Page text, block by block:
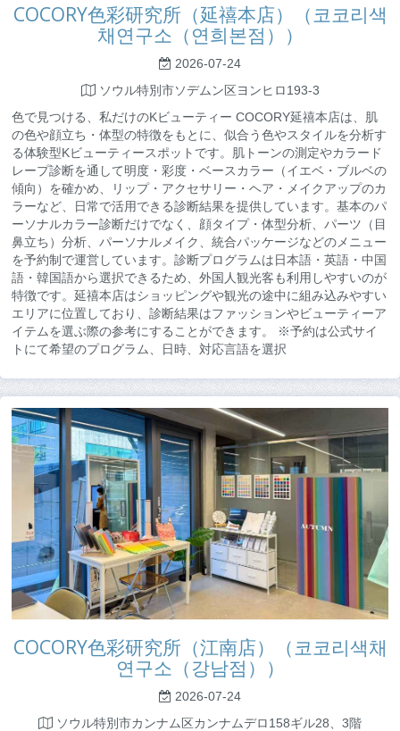
COCORY色彩研究所（延禧本店）（코코리색
채연구소（연희본점））
2026-07-24
ソウル特別市ソデムン区ヨンヒロ193-3
色で見つける、私だけのKビューティー COCORY延禧本店は、肌
の色や顔立ち・体型の特徴をもとに、似合う色やスタイルを分析す
る体験型Kビューティースポットです。肌トーンの測定やカラード
レープ診断を通して明度・彩度・ベースカラー（イエベ・ブルベの
傾向）を確かめ、リップ・アクセサリー・ヘア・メイクアップのカ
ラーなど、日常で活用できる診断結果を提供しています。基本のパ
ーソナルカラー診断だけでなく、顔タイプ・体型分析、パーツ（目
鼻立ち）分析、パーソナルメイク、統合パッケージなどのメニュー
を予約制で運営しています。診断プログラムは日本語・英語・中国
語・韓国語から選択できるため、外国人観光客も利用しやすいのが
特徴です。延禧本店はショッピングや観光の途中に組み込みやすい
エリアに位置しており、診断結果はファッションやビューティーア
イテムを選ぶ際の参考にすることができます。 ※予約は公式サイ
トにて希望のプログラム、日時、対応言語を選択
COCORY色彩研究所（江南店）（코코리색채
연구소（강남점））
2026-07-24
ソウル特別市カンナム区カンナムデロ158ギル28、3階